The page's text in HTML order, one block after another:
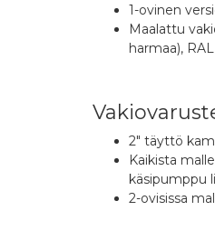
1-ovinen
Maalattu
harmaa),
2" täyttö
Kaikista
käsipumppu
2-ovisissa